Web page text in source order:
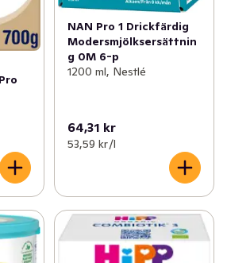
NAN Pro 1 Drickfärdig
Modersmjölksersättnin
g 0M 6-p
1200 ml, Nestlé
64,31 kr
53,59 kr /l